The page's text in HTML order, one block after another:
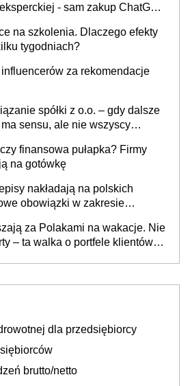
- sam zakup ChatGPT
na szkolenia. Dlaczego efekty
tygodniach?
za rekomendacje
spółki z o.o. – gdy dalsze
sensu, ale nie wszyscy
finansowa pułapka? Firmy
na gotówkę
nakładają na polskich
obowiązki w zakresie
za Polakami na wakacje. Nie
– ta walka o portfele klientów
dla przedsiębiorcy
brutto/netto